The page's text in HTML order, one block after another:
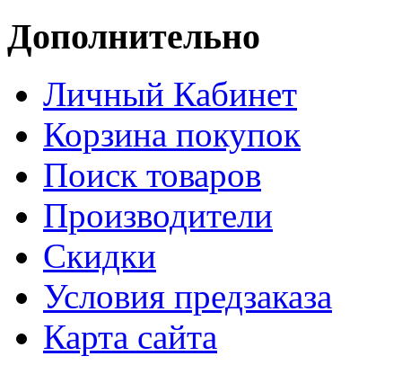
Дополнительно
Личный Кабинет
Корзина покупок
Поиск товаров
Производители
Скидки
Условия предзаказа
Карта сайта